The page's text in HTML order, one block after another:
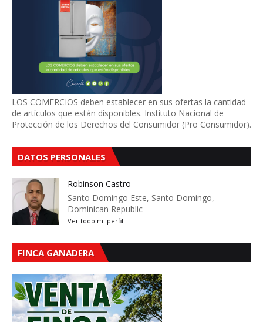
LOS COMERCIOS deben establecer en sus ofertas la cantidad
de artículos que están disponibles. Instituto Nacional de
Protección de los Derechos del Consumidor (Pro Consumidor).
DATOS PERSONALES
Robinson Castro
Santo Domingo Este, Santo Domingo,
Dominican Republic
Ver todo mi perfil
FINCA GANADERA